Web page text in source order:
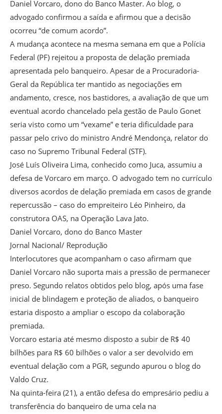
Daniel Vorcaro, dono do Banco Master. Ao blog, o
advogado confirmou a saída e afirmou que a decisão
ocorreu “de comum acordo”.
A mudança acontece na mesma semana em que a Polícia
Federal (PF) rejeitou a proposta de delação premiada
apresentada pelo banqueiro. Apesar de a Procuradoria-
Geral da República ter mantido as negociações em
andamento, cresce, nos bastidores, a avaliação de que um
eventual acordo chancelado pela gestão de Paulo Gonet
seria visto como um “vexame” e teria dificuldade para
passar pelo crivo do ministro André Mendonça, relator do
caso no Supremo Tribunal Federal (STF).
José Luís Oliveira Lima, conhecido como Juca, assumiu a
defesa de Vorcaro em março. O advogado tem no currículo
diversos acordos de delação premiada em casos de grande
repercussão – caso do empreiteiro Léo Pinheiro, da
construtora OAS, na Operação Lava Jato.
Daniel Vorcaro, dono do Banco Master
Jornal Nacional/ Reprodução
Interlocutores que acompanham o caso afirmam que
Daniel Vorcaro não suporta mais a pressão de permanecer
preso. Segundo relatos obtidos pelo blog, após uma fase
inicial de blindagem e proteção de aliados, o banqueiro
estaria disposto a ampliar o escopo da colaboração
premiada.
Vorcaro estaria até mesmo disposto a subir de R$ 40
bilhões para R$ 60 bilhões o valor a ser devolvido em
eventual delação com a PGR, segundo apurou o blog do
Valdo Cruz.
Na quinta-feira (21), a então defesa do empresário pediu a
transferência do banqueiro de uma cela na